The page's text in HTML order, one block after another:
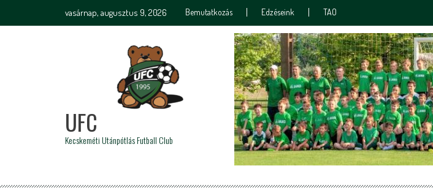
vasárnap, augusztus 9, 2026 Bemutatkozás Edzéseink TAO
UFC
Kecskeméti Utánpótlás Futball Club